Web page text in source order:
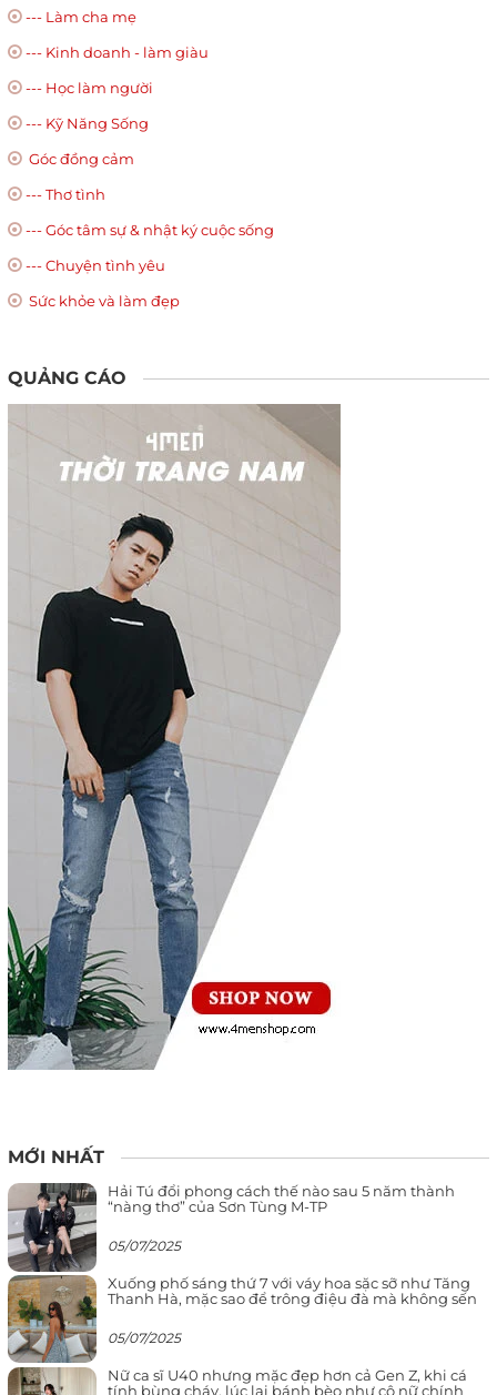
--- Làm cha mẹ
--- Kinh doanh - làm giàu
--- Học làm người
--- Kỹ Năng Sống
Góc đồng cảm
--- Thơ tình
--- Góc tâm sự & nhật ký cuộc sống
--- Chuyện tình yêu
Sức khỏe và làm đẹp
QUẢNG CÁO
MỚI NHẤT
Hải Tú đổi phong cách thế nào sau 5 năm thành
“nàng thơ” của Sơn Tùng M-TP
05/07/2025
Xuống phố sáng thứ 7 với váy hoa sặc sỡ như Tăng
Thanh Hà, mặc sao để trông điệu đà mà không sến
05/07/2025
Nữ ca sĩ U40 nhưng mặc đẹp hơn cả Gen Z, khi cá
tính bùng cháy, lúc lại bánh bèo như cô nữ chính